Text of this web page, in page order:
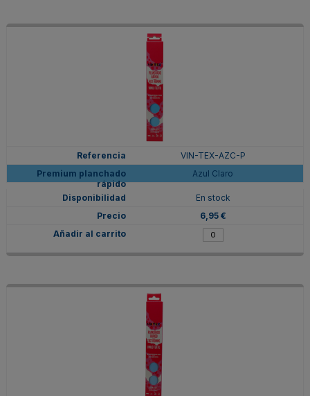
VIN-TEX-AZC-P
Azul Claro
En stock
6,95 €